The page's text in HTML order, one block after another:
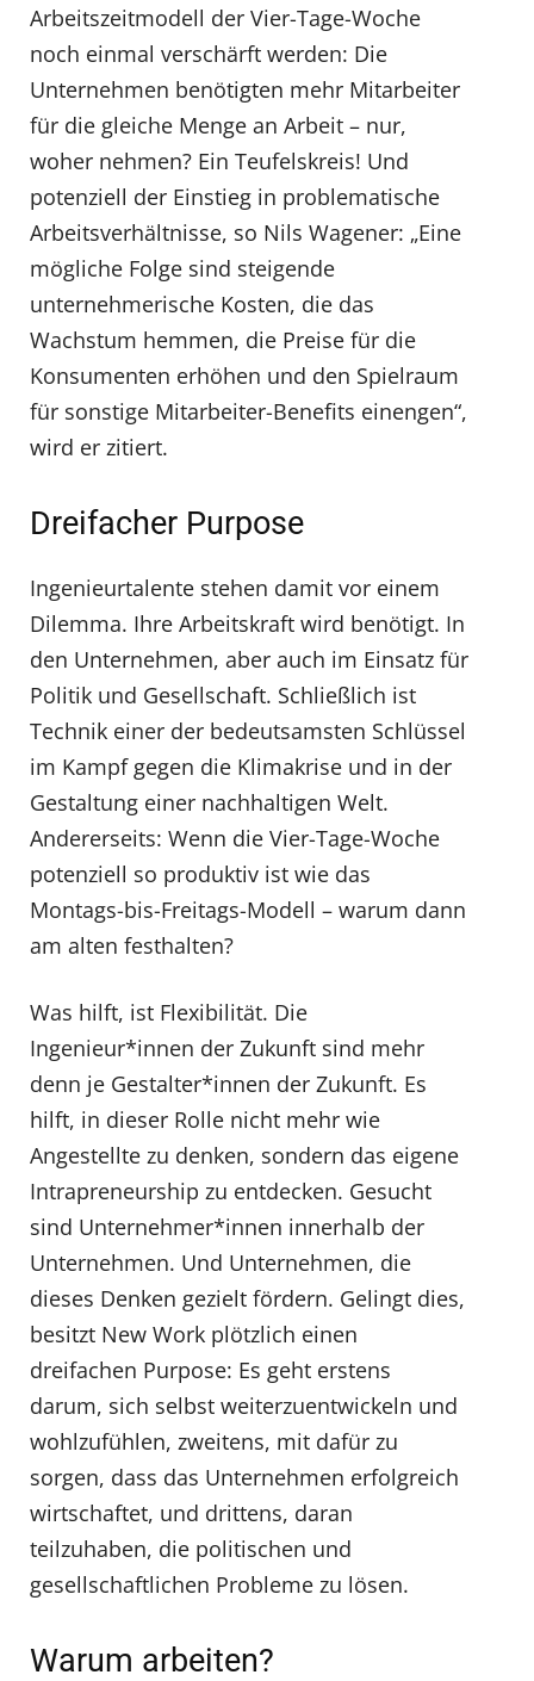
Arbeitszeitmodell der Vier-Tage-Woche
noch einmal verschärft werden: Die
Unternehmen benötigten mehr Mitarbeiter
für die gleiche Menge an Arbeit – nur,
woher nehmen? Ein Teufelskreis! Und
potenziell der Einstieg in problematische
Arbeitsverhältnisse, so Nils Wagener: „Eine
mögliche Folge sind steigende
unternehmerische Kosten, die das
Wachstum hemmen, die Preise für die
Konsumenten erhöhen und den Spielraum
für sonstige Mitarbeiter-Benefits einengen“,
wird er zitiert.
Dreifacher Purpose
Ingenieurtalente stehen damit vor einem
Dilemma. Ihre Arbeitskraft wird benötigt. In
den Unternehmen, aber auch im Einsatz für
Politik und Gesellschaft. Schließlich ist
Technik einer der bedeutsamsten Schlüssel
im Kampf gegen die Klimakrise und in der
Gestaltung einer nachhaltigen Welt.
Andererseits: Wenn die Vier-Tage-Woche
potenziell so produktiv ist wie das
Montags-bis-Freitags-Modell – warum dann
am alten festhalten?
Was hilft, ist Flexibilität. Die
Ingenieur*innen der Zukunft sind mehr
denn je Gestalter*innen der Zukunft. Es
hilft, in dieser Rolle nicht mehr wie
Angestellte zu denken, sondern das eigene
Intrapreneurship zu entdecken. Gesucht
sind Unternehmer*innen innerhalb der
Unternehmen. Und Unternehmen, die
dieses Denken gezielt fördern. Gelingt dies,
besitzt New Work plötzlich einen
dreifachen Purpose: Es geht erstens
darum, sich selbst weiterzuentwickeln und
wohlzufühlen, zweitens, mit dafür zu
sorgen, dass das Unternehmen erfolgreich
wirtschaftet, und drittens, daran
teilzuhaben, die politischen und
gesellschaftlichen Probleme zu lösen.
Warum arbeiten?